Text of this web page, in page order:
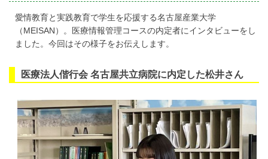
愛情教育と実践教育で学生を応援する名古屋産業大学
（MEISAN）。医療情報管理コースの内定者にインタビューをし
ました。今回はその様子をお伝えします。
医療法人偕行会 名古屋共立病院に内定した松井さん